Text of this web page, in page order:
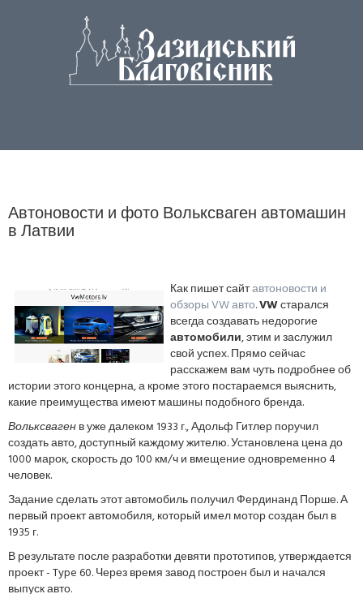
Автоновости и фото Вольксваген автомашин
в Латвии
Как пишет сайтавтоновости и
обзоры VW авто.VWстарался
всегда создавать недорогие
автомобили, этим и заслужил
свой успех. Прямо сейчас
расскажем вам чуть подробнее об
истории этого концерна, а кроме этого постараемся выяснить,
какие преимущества имеют машины подобного бренда.
Вольксвагенв уже далеком 1933 г., Адольф Гитлер поручил
создать авто, доступный каждому жителю. Установлена цена до
1000 марок, скорость до 100 км/ч и вмещение одновременно 4
человек.
Задание сделать этот автомобиль получил Фердинанд Порше. А
первый проект автомобиля, который имел мотор создан был в
1935 г.
В результате после разработки девяти прототипов, утверждается
проект - Type 60. Через время завод построен был и начался
выпуск авто.